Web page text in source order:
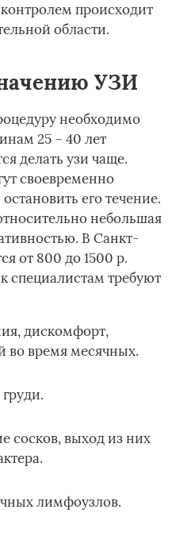
происходит
области.
УЗИ
необходимо
25 – 40 лет
делать узи чаще.
своевременно
его течение.
небольшая
В Санкт-
от 800 до 1500 р.
специалистам требуют
дискомфорт,
во время месячных.
сосков, выход из них
лимфоузлов.